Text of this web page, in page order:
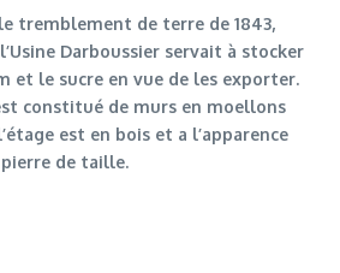
tremblement de terre de 1843,
Darboussier servait à stocker
et le sucre en vue de les exporter.
constitué de murs en moellons
est en bois et a l’apparence
pierre de taille.